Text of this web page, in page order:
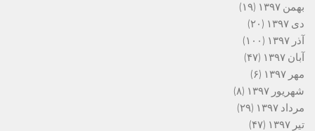
بهمن ۱۳۹۷
(۱۹)
دی ۱۳۹۷
(۲۰)
آذر ۱۳۹۷
(۱۰۰)
آبان ۱۳۹۷
(۴۷)
مهر ۱۳۹۷
(۶)
شهریور ۱۳۹۷
(۸)
مرداد ۱۳۹۷
(۲۹)
تیر ۱۳۹۷
(۴۷)